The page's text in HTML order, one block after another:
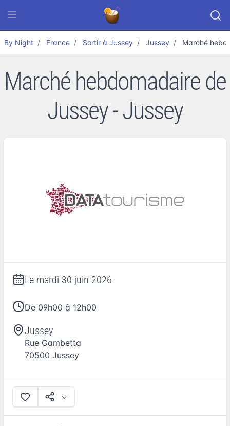
By Night France Sortir à Jussey Jussey Marché
Marché hebdomadaire de
Jussey - Jussey
Le mardi 30 juin 2026
De 09h00 à 12h00
Jussey
Rue Gambetta
70500 Jussey